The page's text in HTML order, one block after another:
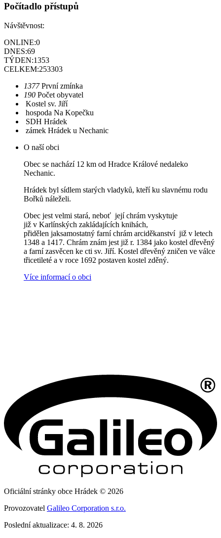
Počítadlo přístupů
Návštěvnost:
ONLINE:0
DNES:69
TÝDEN:1353
CELKEM:253303
1377 První zmínka
190 Počet obyvatel
Kostel sv. Jiří
hospoda Na Kopečku
SDH Hrádek
zámek Hrádek u Nechanic
O naší obci
Obec se nachází 12 km od Hradce Králové nedaleko
Nechanic.
Hrádek byl sídlem starých vladyků, kteří ku slavnému rodu
Bořků náleželi.
Obec jest velmi stará, neboť její chrám vyskytuje
již v Karlínských zakládajících knihách,
přidělen jaksamostatný farní chrám arciděkanství již v letech
1348 a 1417. Chrám znám jest již r. 1384 jako kostel dřevěný
a farní zasvěcen ke cti sv. Jiří. Kostel dřevěný zničen ve válce
třicetileté a v roce 1692 postaven kostel zděný.
Více informací o obci
Oficiální stránky obce Hrádek © 2026
Provozovatel Galileo Corporation s.r.o.
Poslední aktualizace: 4. 8. 2026